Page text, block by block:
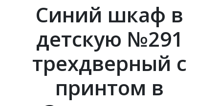
Синий шкаф в
детскую №291
трехдверный с
принтом в